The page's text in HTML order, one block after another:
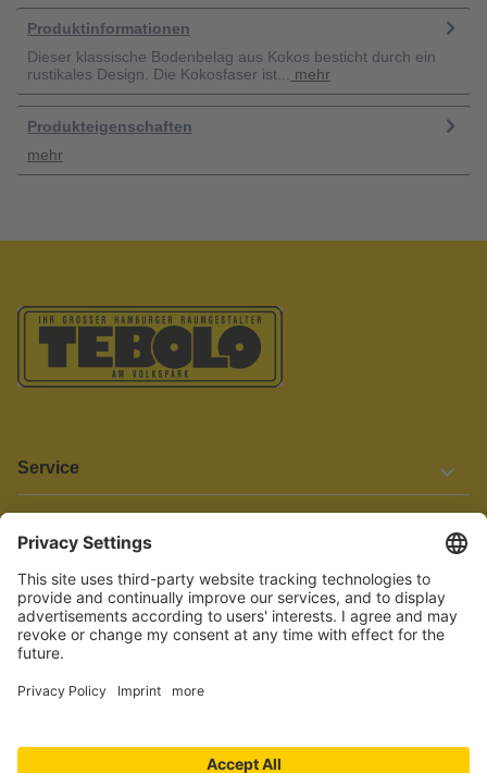
Produktinformationen
Dieser klassische Bodenbelag aus Kokos besticht durch ein
rustikales Design. Die Kokosfaser ist...
mehr
Produkteigenschaften
mehr
Service
Informationen
Barrierefreiheit
Wir bemühen uns, unsere Website barrierefrei zu gestalten.
Einige Inhalte und Funktionen sind derzeit jedoch noch nicht
vollständig zugänglich. Wenn Sie auf Barrieren stoßen oder Hilfe
benötigen, kontaktieren Sie uns bitte unter service[at]knutzen.de.
Vertrag widerrufen
© 2026 TEBOLO